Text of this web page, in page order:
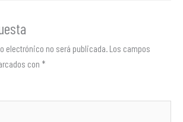
electrónico no será publicada. Los campos
con *